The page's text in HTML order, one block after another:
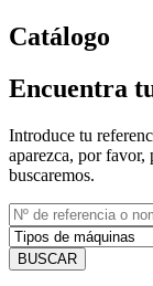
Catálogo
Encuentra
Introduce tu
aparezca, por favor,
buscaremos.